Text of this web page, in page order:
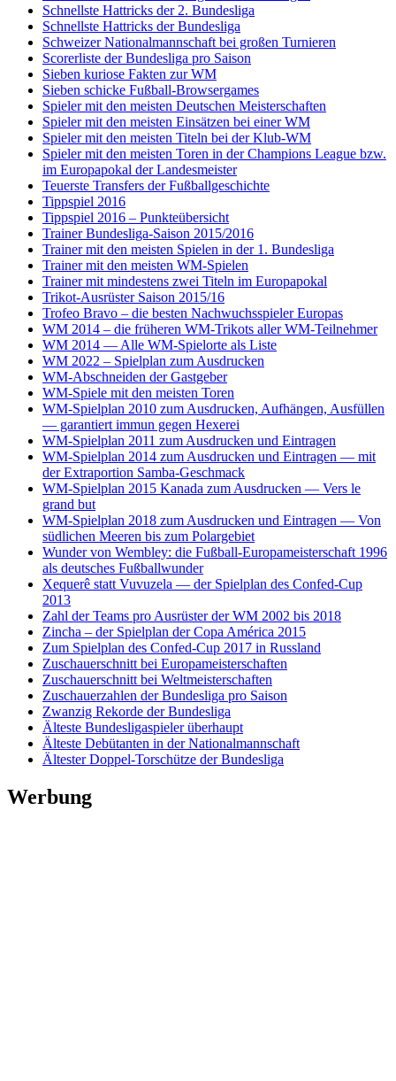
Schnellste Hattricks der 2. Bundesliga
Schnellste Hattricks der Bundesliga
Schweizer Nationalmannschaft bei großen Turnieren
Scorerliste der Bundesliga pro Saison
Sieben kuriose Fakten zur WM
Sieben schicke Fußball-Browsergames
Spieler mit den meisten Deutschen Meisterschaften
Spieler mit den meisten Einsätzen bei einer WM
Spieler mit den meisten Titeln bei der Klub-WM
Spieler mit den meisten Toren in der Champions League bzw.
im Europapokal der Landesmeister
Teuerste Transfers der Fußballgeschichte
Tippspiel 2016
Tippspiel 2016 – Punkteübersicht
Trainer Bundesliga-Saison 2015/2016
Trainer mit den meisten Spielen in der 1. Bundesliga
Trainer mit den meisten WM-Spielen
Trainer mit mindestens zwei Titeln im Europapokal
Trikot-Ausrüster Saison 2015/16
Trofeo Bravo – die besten Nachwuchsspieler Europas
WM 2014 – die früheren WM-Trikots aller WM-Teilnehmer
WM 2014 — Alle WM-Spielorte als Liste
WM 2022 – Spielplan zum Ausdrucken
WM-Abschneiden der Gastgeber
WM-Spiele mit den meisten Toren
WM-Spielplan 2010 zum Ausdrucken, Aufhängen, Ausfüllen
— garantiert immun gegen Hexerei
WM-Spielplan 2011 zum Ausdrucken und Eintragen
WM-Spielplan 2014 zum Ausdrucken und Eintragen — mit
der Extraportion Samba-Geschmack
WM-Spielplan 2015 Kanada zum Ausdrucken — Vers le
grand but
WM-Spielplan 2018 zum Ausdrucken und Eintragen — Von
südlichen Meeren bis zum Polargebiet
Wunder von Wembley: die Fußball-Europameisterschaft 1996
als deutsches Fußballwunder
Xequerê statt Vuvuzela — der Spielplan des Confed-Cup
2013
Zahl der Teams pro Ausrüster der WM 2002 bis 2018
Zincha – der Spielplan der Copa América 2015
Zum Spielplan des Confed-Cup 2017 in Russland
Zuschauerschnitt bei Europameisterschaften
Zuschauerschnitt bei Weltmeisterschaften
Zuschauerzahlen der Bundesliga pro Saison
Zwanzig Rekorde der Bundesliga
Älteste Bundesligaspieler überhaupt
Älteste Debütanten in der Nationalmannschaft
Ältester Doppel-Torschütze der Bundesliga
Werbung